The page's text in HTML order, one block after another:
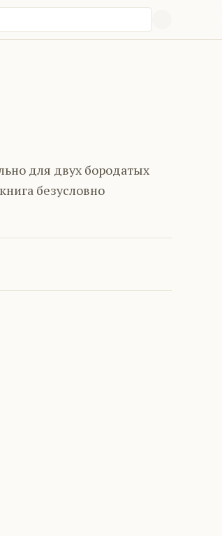
для двух бородатых
безусловно